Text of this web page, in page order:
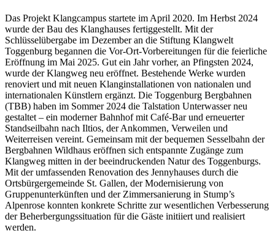
Das Projekt Klangcampus startete im April 2020. Im Herbst 2024
wurde der Bau des Klanghauses fertiggestellt. Mit der
Schlüsselübergabe im Dezember an die Stiftung Klangwelt
Toggenburg begannen die Vor-Ort-Vorbereitungen für die feierliche
Eröffnung im Mai 2025. Gut ein Jahr vorher, an Pfingsten 2024,
wurde der Klangweg neu eröffnet. Bestehende Werke wurden
renoviert und mit neuen Klanginstallationen von nationalen und
internationalen Künstlern ergänzt. Die Toggenburg Bergbahnen
(TBB) haben im Sommer 2024 die Talstation Unterwasser neu
gestaltet – ein moderner Bahnhof mit Café-Bar und erneuerter
Standseilbahn nach Iltios, der Ankommen, Verweilen und
Weiterreisen vereint. Gemeinsam mit der bequemen Sesselbahn der
Bergbahnen Wildhaus eröffnen sich entspannte Zugänge zum
Klangweg mitten in der beeindruckenden Natur des Toggenburgs.
Mit der umfassenden Renovation des Jennyhauses durch die
Ortsbürgergemeinde St. Gallen, der Modernisierung von
Gruppenunterkünften und der Zimmersanierung in Stump’s
Alpenrose konnten konkrete Schritte zur wesentlichen Verbesserung
der Beherbergungssituation für die Gäste initiiert und realisiert
werden.